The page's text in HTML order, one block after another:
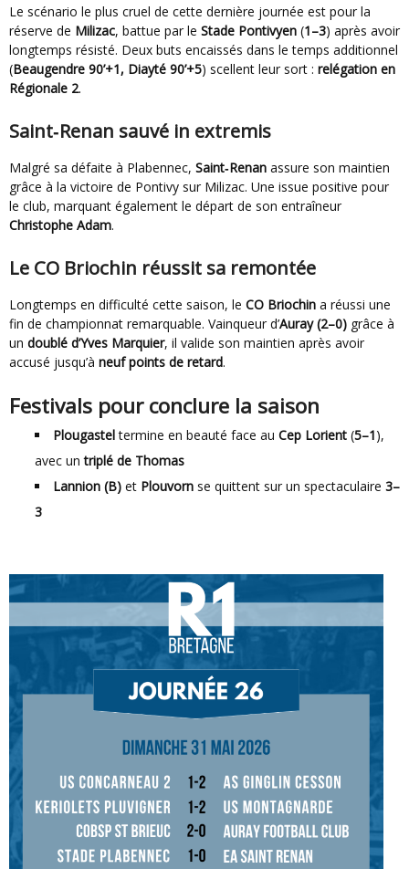
Le scénario le plus cruel de cette dernière journée est pour la
réserve de Milizac, battue par le Stade Pontivyen (1–3) après avoir
longtemps résisté. Deux buts encaissés dans le temps additionnel
(Beaugendre 90’+1, Diayté 90’+5) scellent leur sort : relégation en
Régionale 2.
Saint‑Renan sauvé in extremis
Malgré sa défaite à Plabennec, Saint‑Renan assure son maintien
grâce à la victoire de Pontivy sur Milizac. Une issue positive pour
le club, marquant également le départ de son entraîneur
Christophe Adam.
Le CO Briochin réussit sa remontée
Longtemps en difficulté cette saison, le CO Briochin a réussi une
fin de championnat remarquable. Vainqueur d’Auray (2–0) grâce à
un doublé d’Yves Marquier, il valide son maintien après avoir
accusé jusqu’à neuf points de retard.
Festivals pour conclure la saison
Plougasteltermine en beauté face au Cep Lorient (5–1),
avec untriplé de Thomas
Lannion (B) et Plouvorn se quittent sur un spectaculaire 3–
3